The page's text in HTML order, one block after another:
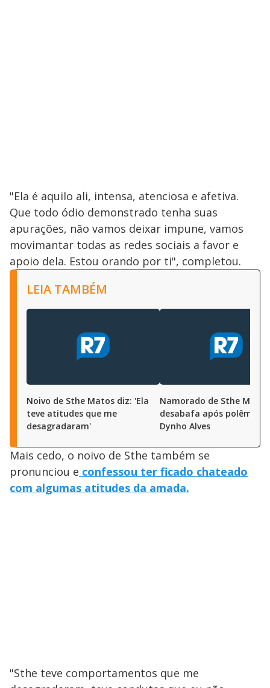
"Ela é aquilo ali, intensa, atenciosa e afetiva.
Que todo ódio demonstrado tenha suas
apurações, não vamos deixar impune, vamos
movimantar todas as redes sociais a favor e
apoio dela. Estou orando por ti", completou.
LEIA TAMBÉM
Noivo de Sthe Matos diz: 'Ela
teve atitudes que me
desagradaram'
Namorado de Sthe Matos
desabafa após polêmica
Dynho Alves
Mais cedo, o noivo de Sthe também se
pronunciou e confessou ter ficado chateado
com algumas atitudes da amada.
"Sthe teve comportamentos que me